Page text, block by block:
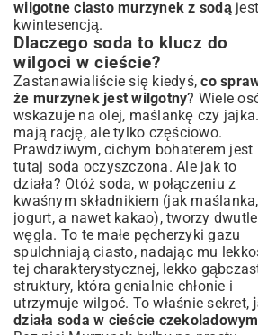
Sekrety Wilgotności i Dodatki, Które
Pokochasz
Jak utrzymać ciasto świeże i wilgotne
dłużej?
Pomysły na polewę czekoladową do
Murzynka
Wzbogacenie smaku: orzechy, owoce,
przyprawy
Najczęściej Zadawane Pytania o
Murzynek
Czy można zastąpić sodę proszkiem do
pieczenia?
Jak uniknąć zakalca w cieście?
Podsumowanie: Smak Tradycji w
Nowoczesnym Wydaniu
Twój idealny Murzynek czeka!
wilgotne ciasto murzynek z sodą
kwintesencją.
Dlaczego soda to klucz do
wilgoci w cieście?
Zastanawialiście się kiedyś,co
że murzynek jest wilgotny? Wiele
wskazuje na olej, maślankę czy
mają rację, ale tylko częściowo.
Prawdziwym, cichym bohaterem jest
tutaj soda oczyszczona. Ale jak to
działa? Otóż soda, w połączeniu z
kwaśnym składnikiem (jak maślanka,
jogurt, a nawet kakao), tworzy
węgla. To te małe pęcherzyki gazu
spulchniają ciasto, nadając mu
tej charakterystycznej, lekko
struktury, która genialnie chłonie i
utrzymuje wilgoć. To właśnie sekret,
działa soda w cieście czekoladowym